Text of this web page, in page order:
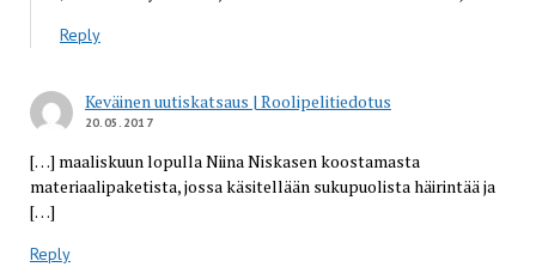
Reply
Keväinen uutiskatsaus | Roolipelitiedotus
20.05.2017
[…] maaliskuun lopulla Niina Niskasen koostamasta
materiaalipaketista, jossa käsitellään sukupuolista häirintää ja
[…]
Reply